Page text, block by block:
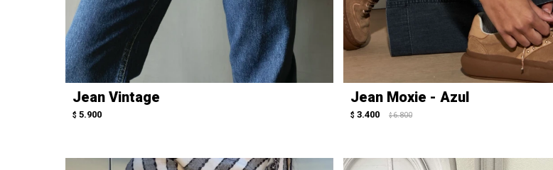
Jean Vintage
$ 5.900
Jean Moxie - Azul
$ 3.400 $ 6.800